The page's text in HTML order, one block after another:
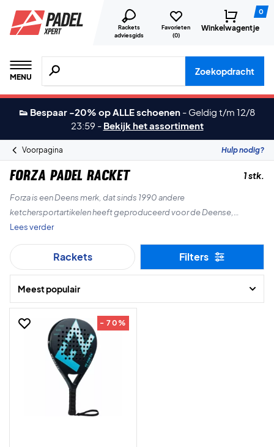
Rackets
adviesgids
Favorieten
(0)
0
Winkelwagentje
MENU
Zoeken naar producten, merken etc.
Zoekopdracht
👟 Bespaar -20% op ALLE schoenen - Geldig t/m 12/8
23:59 - Bekijk het assortiment
Voorpagina Hulp nodig?
Forza Padel Racket 1 stk.
Forza is een Deens merk, dat sinds 1990 andere
ketchersportartikelen heeft geproduceerd voor de Deense,
Europese en Aziatische markt. Nu kun je ook coole padelbatjes van
Het is topkwaliteit en je bent zeker van een goed padel tennisbatje
voor een scherpe prijs, hier bij Padelshoppen!
Lees verder
Rackets Filters
Meest populair
- 70%